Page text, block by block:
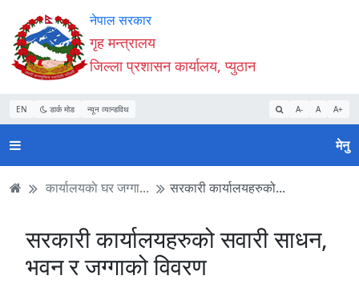
Accessibility
Mode
सुरु
गर्नुहोस्
सामाग्री
पढ्नुहाेस्
नेभिगेसन
पढ्नुहाेस्
वेबसाइट
खोजमा
जानुहोस्
नेपाल सरकार
गृह मन्त्रालय
जिल्ला प्रशासन कार्यालय, प्युठान
EN डार्क मोड न्यून व्यान्डविथ A- A A+
मेनु
कार्यालयकाे घर जग्गा... सरकारी कार्यालयहरुको...
सरकारी कार्यालयहरुको सवारी साधन,
भवन र जग्गाको विवरण